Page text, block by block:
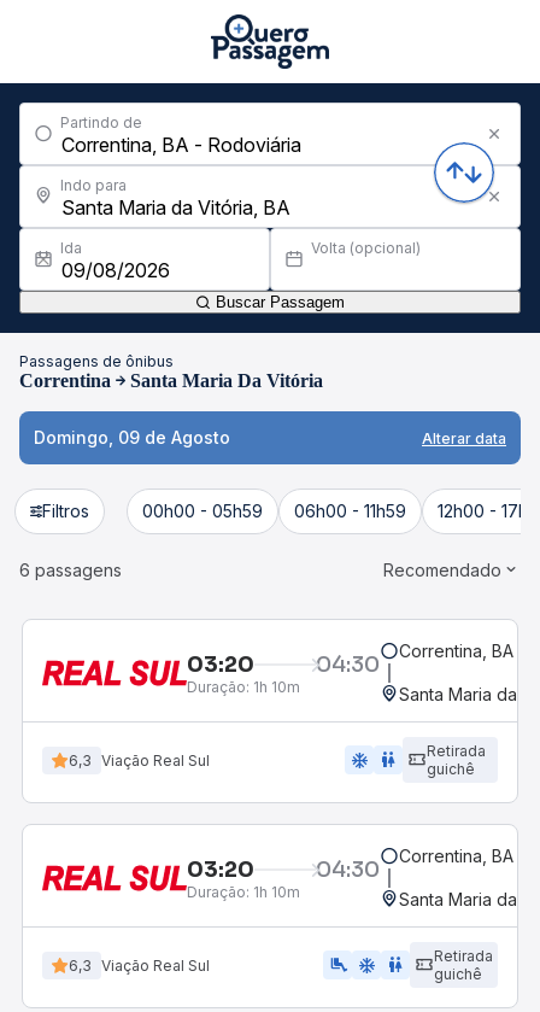
Partindo de
Indo para
Ida Volta (opcional)
Buscar Passagem
Passagens de ônibus
Correntina Santa Maria Da Vitória
Domingo, 09 de Agosto Alterar data
Filtros 00h00 - 05h59 06h00 - 11h59 12h00 -
6 passagens Recomendado
03:20 04:30
Duração: 1h 10m
Correntina, BA -
Santa Maria da
6,3 Viação Real Sul ac_unit wc
Retirada
guichê
03:20 04:30
Duração: 1h 10m
Correntina, BA -
Santa Maria da
6,3 Viação Real Sul airline_seat_legroom_extra ac_unit wc
Retirada
guichê